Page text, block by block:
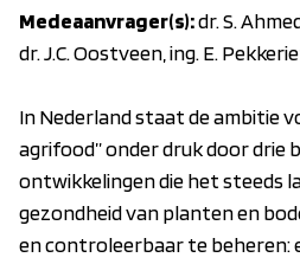
Medeaanvrager(s):dr. S.
dr. J.C. Oostveen, ing. E.
In Nederland staat de ambitie
agrifood” onder druk door drie
ontwikkelingen die het steeds
gezondheid van planten en
en controleerbaar te beheren: